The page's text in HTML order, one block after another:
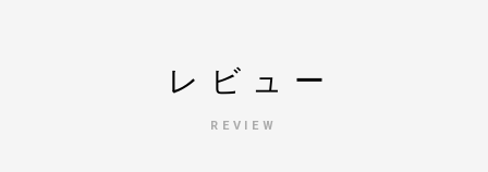
レビュー
REVIEW